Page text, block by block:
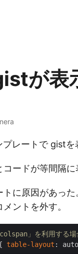
が表
レートで gistを
ードが等間隔に
トに原因があっ
ントを外す。
」を利用する
table-layout